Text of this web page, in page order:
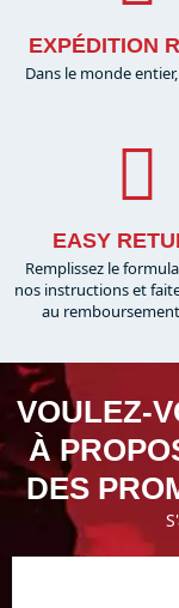
EXPÉDITION
Dans le monde
EASY
Remplissez le
nos instructions et
au
VOULEZ-
À
DES